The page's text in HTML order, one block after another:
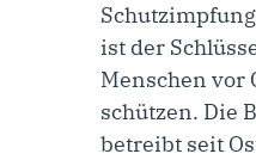
ist der
Menschen vor
schützen. Die
betreibt seit